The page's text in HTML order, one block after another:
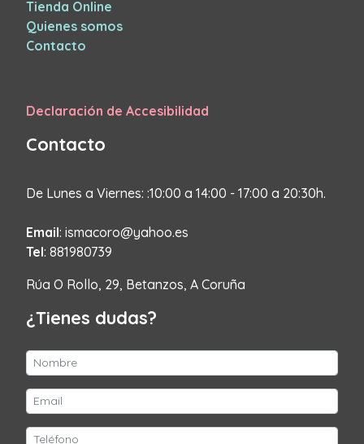
Tienda Online
Quienes somos
Contacto
Declaración de Accesibilidad
Contacto
De Lunes a Viernes: :10:00 a 14:00 - 17:00 a 20:30h.
Email: ismacoro@yahoo.es
Tel: 881980739
Rúa O Rollo, 29, Betanzos, A Coruña
¿Tienes dudas?